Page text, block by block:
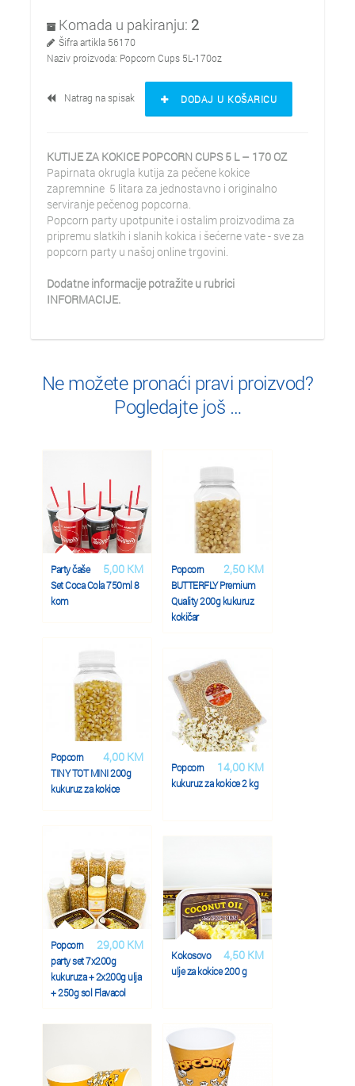
Komada u pakiranju: 2
Šifra artikla 56170
Naziv proizvoda: Popcorn Cups 5L-170oz
Natrag na spisak DODAJ U KOŠARICU
KUTIJE ZA KOKICE POPCORN CUPS 5 L – 170 OZ
Papirnata okrugla kutija za pečene kokice
zapremnine 5 litara za jednostavno i originalno
serviranje pečenog popcorna.
Popcorn party upotpunite i ostalim proizvodima za
pripremu slatkih i slanih kokica i šećerne vate - sve za
popcorn party u našoj online trgovini.
Dodatne informacije potražite u rubrici
INFORMACIJE.
Ne možete pronaći pravi proizvod?
Pogledajte još …
5,00 KM
Party čaše
Set Coca Cola 750ml 8
kom
2,50 KM
Popcorn
BUTTERFLY Premium
Quality 200g kukuruz
kokičar
4,00 KM
Popcorn
TINY TOT MINI 200g
kukuruz za kokice
14,00 KM
Popcorn
kukuruz za kokice 2 kg
29,00 KM
Popcorn
party set 7x200g
kukuruza + 2x200g ulja
+ 250g sol Flavacol
4,50 KM
Kokosovo
ulje za kokice 200 g